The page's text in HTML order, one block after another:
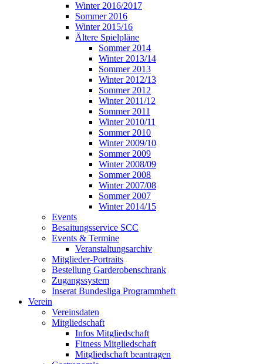
Winter 2016/2017
Sommer 2016
Winter 2015/16
Ältere Spielpläne
Sommer 2014
Winter 2013/14
Sommer 2013
Winter 2012/13
Sommer 2012
Winter 2011/12
Sommer 2011
Winter 2010/11
Sommer 2010
Winter 2009/10
Sommer 2009
Winter 2008/09
Sommer 2008
Winter 2007/08
Sommer 2007
Winter 2014/15
Events
Besaitungsservice SCC
Events & Termine
Veranstaltungsarchiv
Mitglieder-Portraits
Bestellung Garderobenschrank
Zugangssystem
Inserat Bundesliga Programmheft
Verein
Vereinsdaten
Mitgliedschaft
Infos Mitgliedschaft
Fitness Mitgliedschaft
Mitgliedschaft beantragen